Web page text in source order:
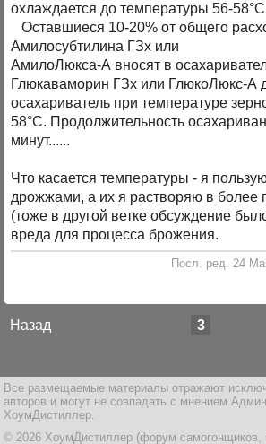
охлаждается до температуры 56-
Оставшиеся 10-20% от общего
Амилосубтилина ГЗх или
АмилоЛюкса-А вносят в
Глюкаваморин ГЗх или ГлюкоЛюкс-А
осахариватель при температуре
58°С. Продолжительность
минут......
Что касается температуры - я
дрожжами, а их я растворяю в более
(тоже в другой ветке обсуждение
вреда для процесса брожения.
Посл. ред. 24
Назад 3
Все размещаемые материалы отражают
авторов и могут не совпадать с мнением
ХоумДистиллер.
© 2026 ХоумДистиллер (форум самогонщиков,